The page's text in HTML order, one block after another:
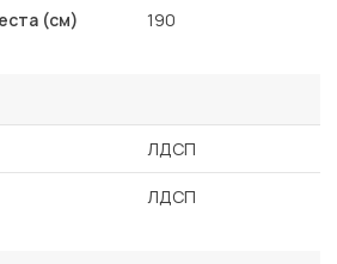
(см) 190
ЛДСП
ЛДСП